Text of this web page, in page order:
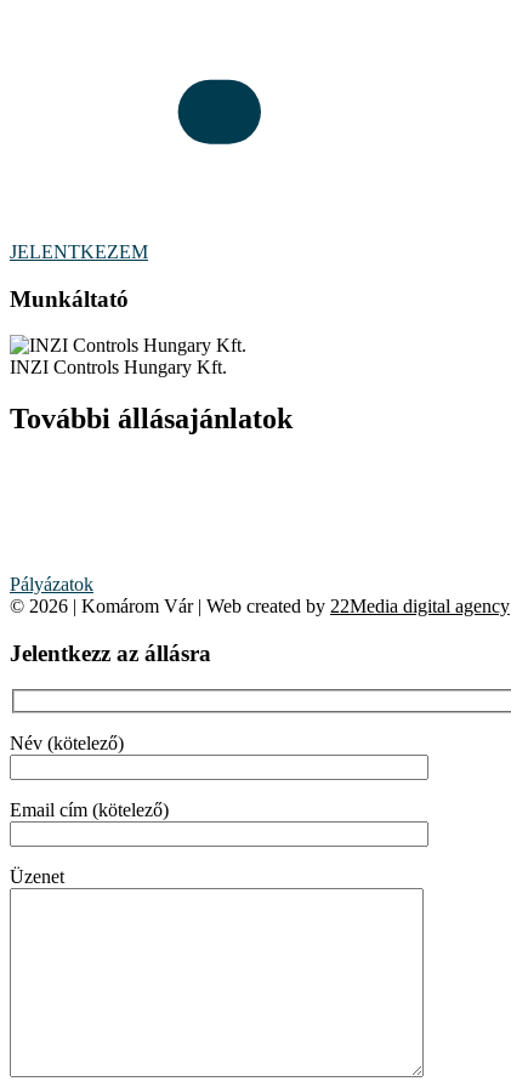
JELENTKEZEM
Munkáltató
INZI Controls Hungary Kft.
További állásajánlatok
Pályázatok
© 2026 | Komárom Vár | Web created by 22Media digital agency
Jelentkezz az állásra
Név (kötelező)
Email cím (kötelező)
Üzenet